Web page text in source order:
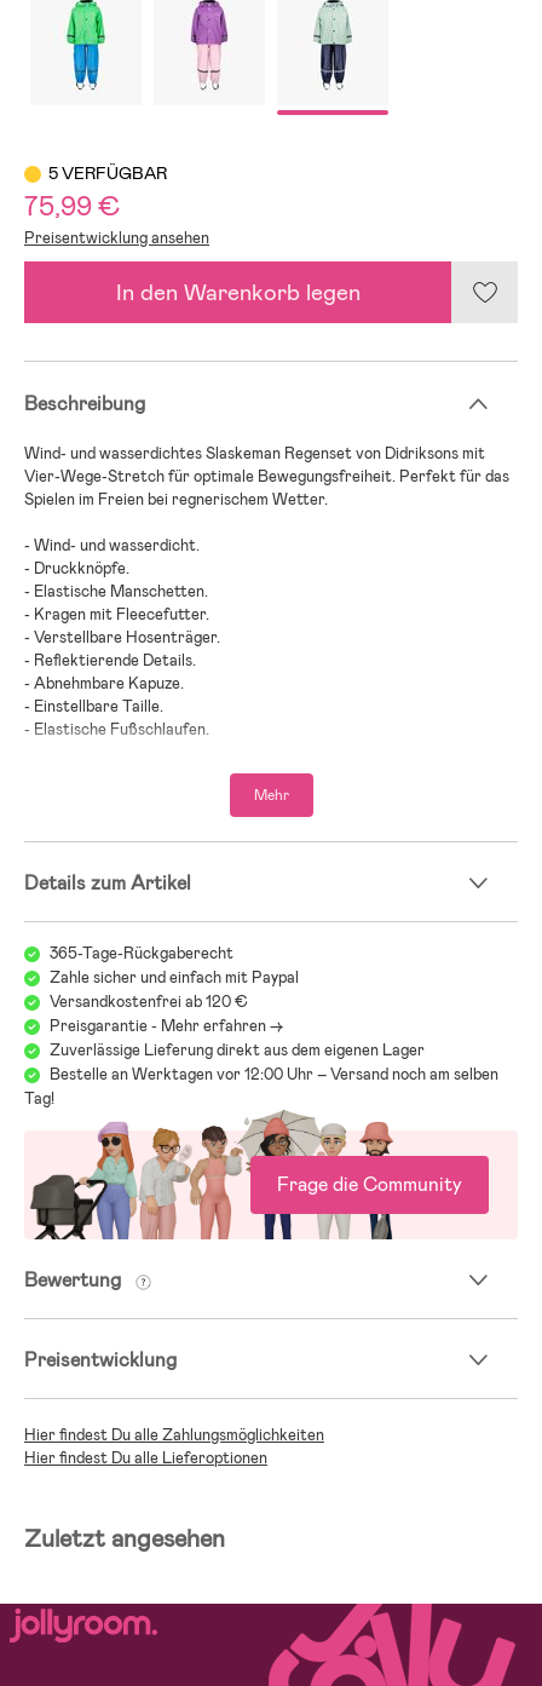
5 VERFÜGBAR
75,99 €
Preisentwicklung ansehen
In den Warenkorb legen
Beschreibung
Wind- und wasserdichtes Slaskeman Regenset von Didriksons mit
Vier-Wege-Stretch für optimale Bewegungsfreiheit. Perfekt für das
Spielen im Freien bei regnerischem Wetter.
- Wind- und wasserdicht.
- Druckknöpfe.
- Elastische Manschetten.
- Kragen mit Fleecefutter.
- Verstellbare Hosenträger.
- Reflektierende Details.
- Abnehmbare Kapuze.
- Einstellbare Taille.
- Elastische Fußschlaufen.
- Testsieger 2023 beim schwedischen Verbraucherportal Bäst-i-
- Beschichtung: 100 % PU.
Mehr
Details zum Artikel
365-Tage-Rückgaberecht
Zahle sicher und einfach mit Paypal
Versandkostenfrei ab 120 €
Preisgarantie - Mehr erfahren ->
Zuverlässige Lieferung direkt aus dem eigenen Lager
Bestelle an Werktagen vor 12:00 Uhr – Versand noch am selben
Tag!
Frage die Community
Bewertung
Preisentwicklung
Hier findest Du alle Zahlungsmöglichkeiten
Hier findest Du alle Lieferoptionen
Zuletzt angesehen